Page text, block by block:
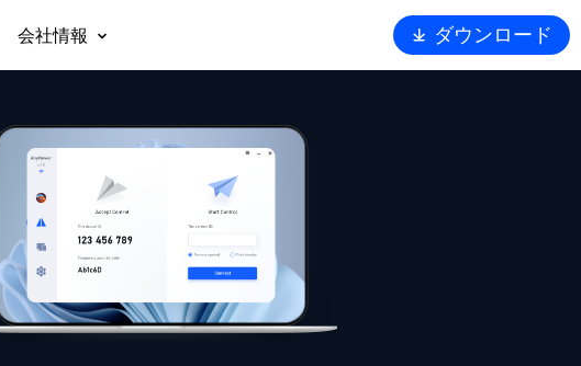
スアクセス
を共有
送
会社情報
サポート
セキュリティ
AnyViewerを選ぶ理由
ダウンロード